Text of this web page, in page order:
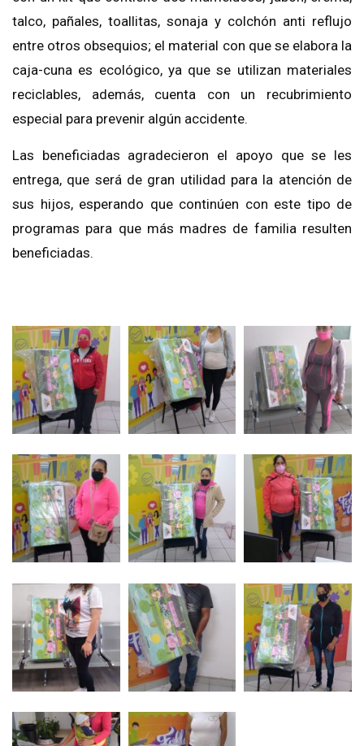
talco, pañales, toallitas, sonaja y colchón anti reflujo
entre otros obsequios; el material con que se elabora la
caja-cuna es ecológico, ya que se utilizan materiales
reciclables, además, cuenta con un recubrimiento
especial para prevenir algún accidente.
Las beneficiadas agradecieron el apoyo que se les
entrega, que será de gran utilidad para la atención de
sus hijos, esperando que continúen con este tipo de
programas para que más madres de familia resulten
beneficiadas.